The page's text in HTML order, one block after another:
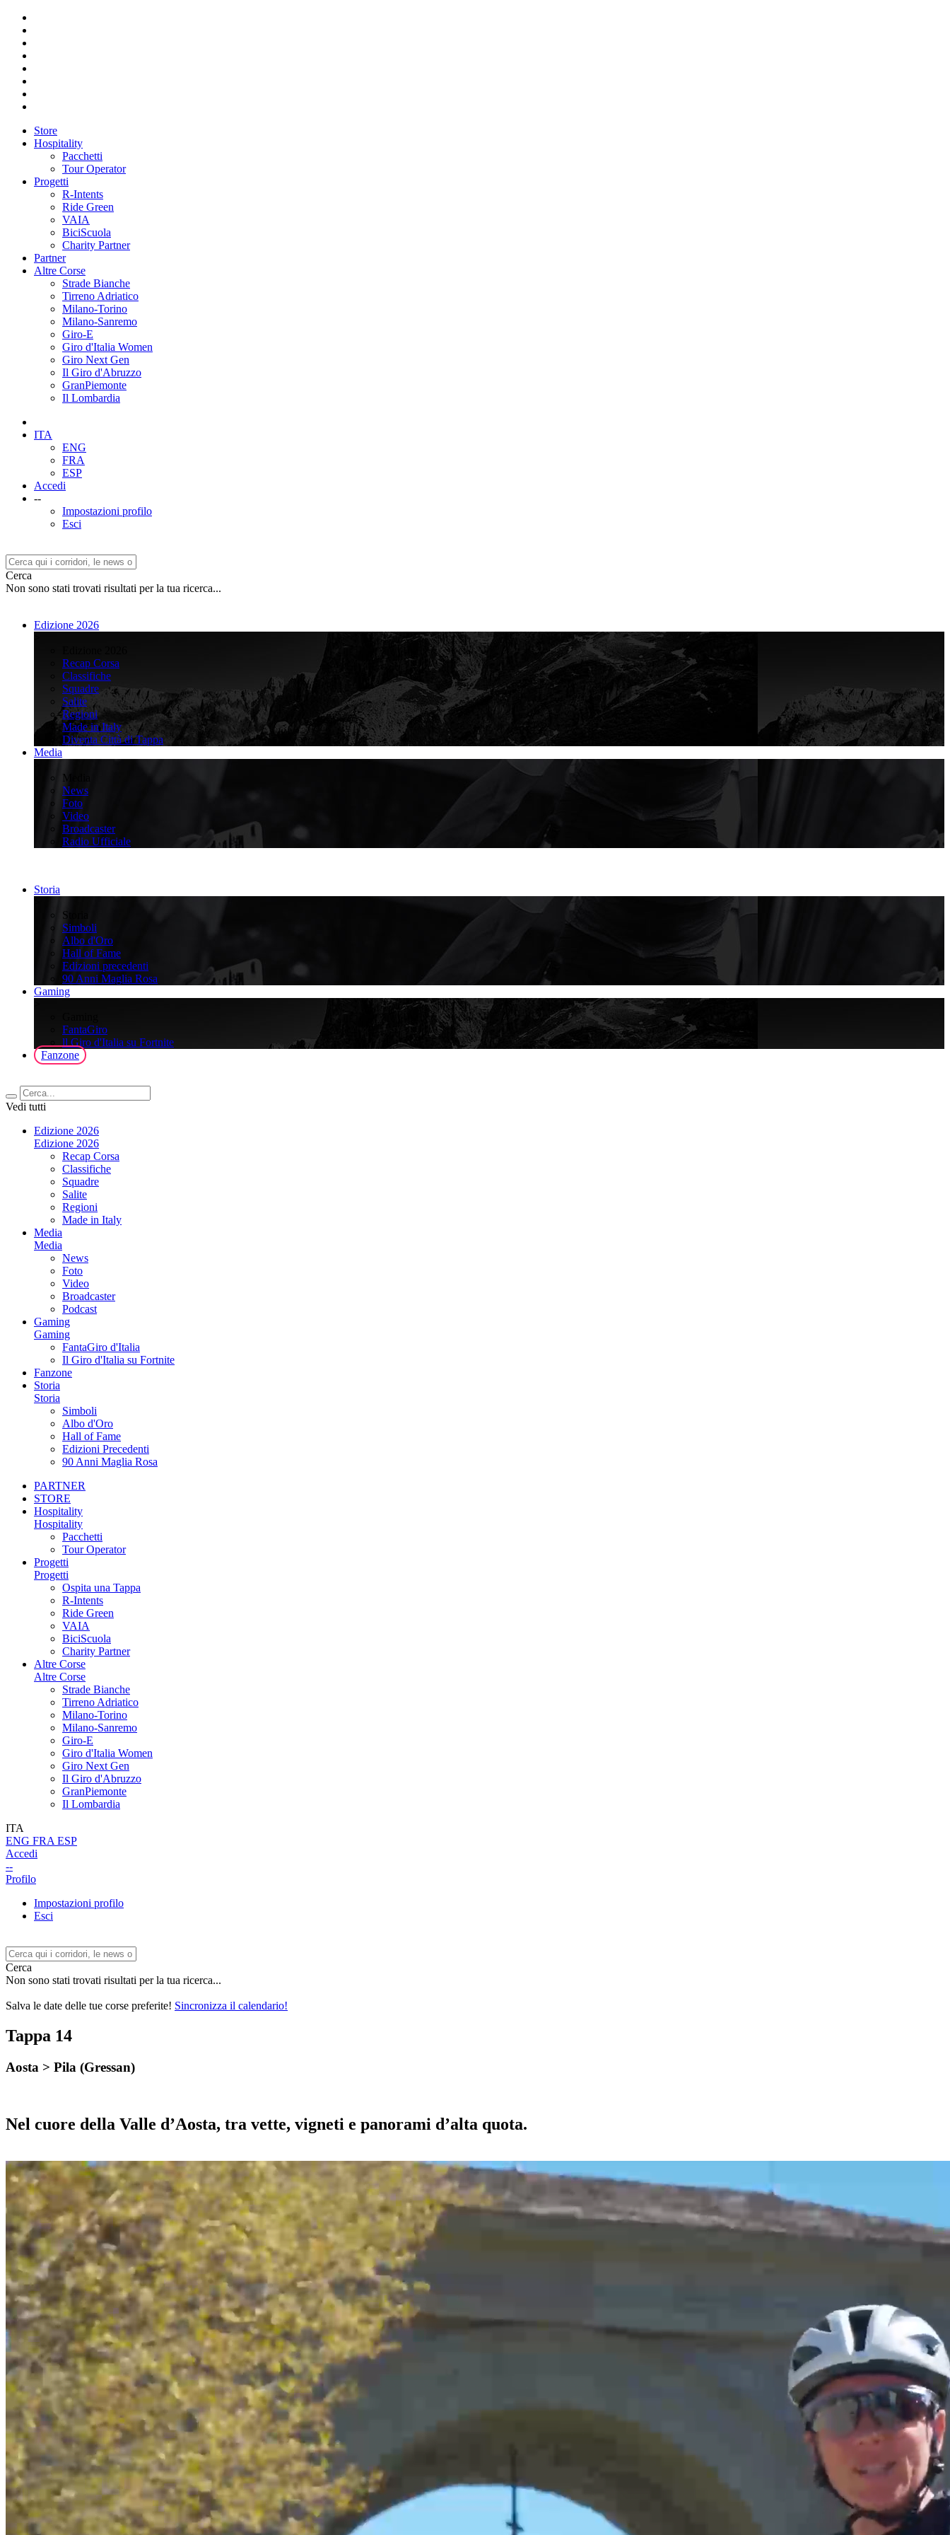
Store
Hospitality
Pacchetti
Tour Operator
Progetti
R-Intents
Ride Green
VAIA
BiciScuola
Charity Partner
Partner
Altre Corse
Strade Bianche
Tirreno Adriatico
Milano-Torino
Milano-Sanremo
Giro-E
Giro d'Italia Women
Giro Next Gen
Il Giro d'Abruzzo
GranPiemonte
Il Lombardia
ITA
ENG
FRA
ESP
Accedi
--
Impostazioni profilo
Esci
Cerca
Non sono stati trovati risultati per la tua ricerca...
Edizione 2026
Recap Corsa
Classifiche
Squadre
Salite
Regioni
Made in Italy
Diventa Città di Tappa
Media
Media
News
Foto
Video
Broadcaster
Radio Ufficiale
Storia
Storia
Simboli
Albo d'Oro
Hall of Fame
Edizioni precedenti
90 Anni Maglia Rosa
Gaming
FantaGiro
ll Giro d'Italia su Fortnite
Fanzone
Vedi tutti
Edizione 2026
Edizione 2026
Recap Corsa
Classifiche
Squadre
Salite
Regioni
Made in Italy
Media
Media
News
Foto
Video
Broadcaster
Podcast
Gaming
Gaming
FantaGiro d'Italia
Il Giro d'Italia su Fortnite
Fanzone
Storia
Storia
Simboli
Albo d'Oro
Hall of Fame
Edizioni Precedenti
90 Anni Maglia Rosa
PARTNER
STORE
Hospitality
Hospitality
Pacchetti
Tour Operator
Progetti
Progetti
Ospita una Tappa
R-Intents
Ride Green
VAIA
BiciScuola
Charity Partner
Altre Corse
Altre Corse
Strade Bianche
Tirreno Adriatico
Milano-Torino
Milano-Sanremo
Giro-E
Giro d'Italia Women
Giro Next Gen
Il Giro d'Abruzzo
GranPiemonte
Il Lombardia
ITA
ENG FRA ESP
Accedi
--
Profilo
Impostazioni profilo
Esci
Cerca
Non sono stati trovati risultati per la tua ricerca...
Salva le date delle tue corse preferite! Sincronizza il calendario!
Tappa 14
Aosta > Pila (Gressan)
Nel cuore della Valle d’Aosta, tra vette, vigneti e panorami d’alta quota.